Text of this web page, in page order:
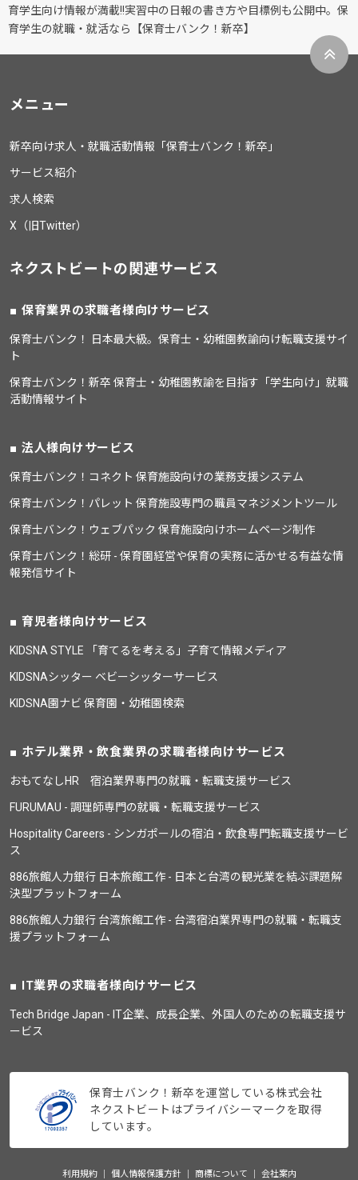
育学生向け情報が満載!!実習中の日報の書き方や目標例も公開中。保
育学生の就職・就活なら【保育士バンク！新卒】
メニュー
新卒向け求人・就職活動情報「保育士バンク！新卒」
サービス紹介
求人検索
X（旧Twitter）
ネクストビートの関連サービス
保育業界の求職者様向けサービス
保育士バンク！ 日本最大級。保育士・幼稚園教諭向け転職支援サイ
ト
保育士バンク！新卒 保育士・幼稚園教諭を目指す「学生向け」就職
活動情報サイト
法人様向けサービス
保育士バンク！コネクト 保育施設向けの業務支援システム
保育士バンク！パレット 保育施設専門の職員マネジメントツール
保育士バンク！ウェブパック 保育施設向けホームページ制作
保育士バンク！総研 - 保育園経営や保育の実務に活かせる有益な情
報発信サイト
育児者様向けサービス
KIDSNA STYLE 「育てるを考える」子育て情報メディア
KIDSNAシッター ベビーシッターサービス
KIDSNA園ナビ 保育園・幼稚園検索
ホテル業界・飲食業界の求職者様向けサービス
おもてなしHR 宿泊業界専門の就職・転職支援サービス
FURUMAU - 調理師専門の就職・転職支援サービス
Hospitality Careers - シンガポールの宿泊・飲食専門転職支援サービ
ス
886旅館人力銀行 日本旅館工作 - 日本と台湾の観光業を結ぶ課題解
決型プラットフォーム
886旅館人力銀行 台湾旅館工作 - 台湾宿泊業界専門の就職・転職支
援プラットフォーム
IT業界の求職者様向けサービス
Tech Bridge Japan - IT企業、成長企業、外国人のための転職支援サ
ービス
保育士バンク！新卒を運営している株式会社
ネクストビートはプライバシーマークを取得
しています。
利用規約 個人情報保護方針 商標について 会社案内